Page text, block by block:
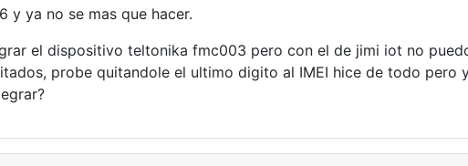
y ya no se mas que hacer.
el dispositivo teltonika fmc003 pero con el de jimi iot no
probe quitandole el ultimo digito al IMEI hice de todo pero